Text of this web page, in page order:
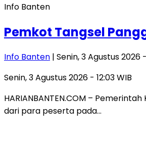
Info Banten
Pemkot Tangsel
Info Banten | Senin, 3 Agustus 2026
Senin, 3 Agustus 2026 - 12:03 WIB
HARIANBANTEN.COM –
dari para peserta pada…